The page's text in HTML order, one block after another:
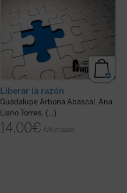
Liberar la razón
Guadalupe Arbona Abascal, Ana
Llano Torres, (...)
14,00€ IVA incluido